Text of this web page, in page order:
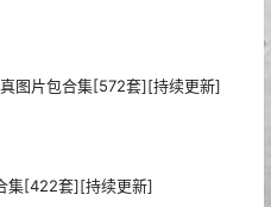
图片包合集[572套][持续更新]
集[422套][持续更新]